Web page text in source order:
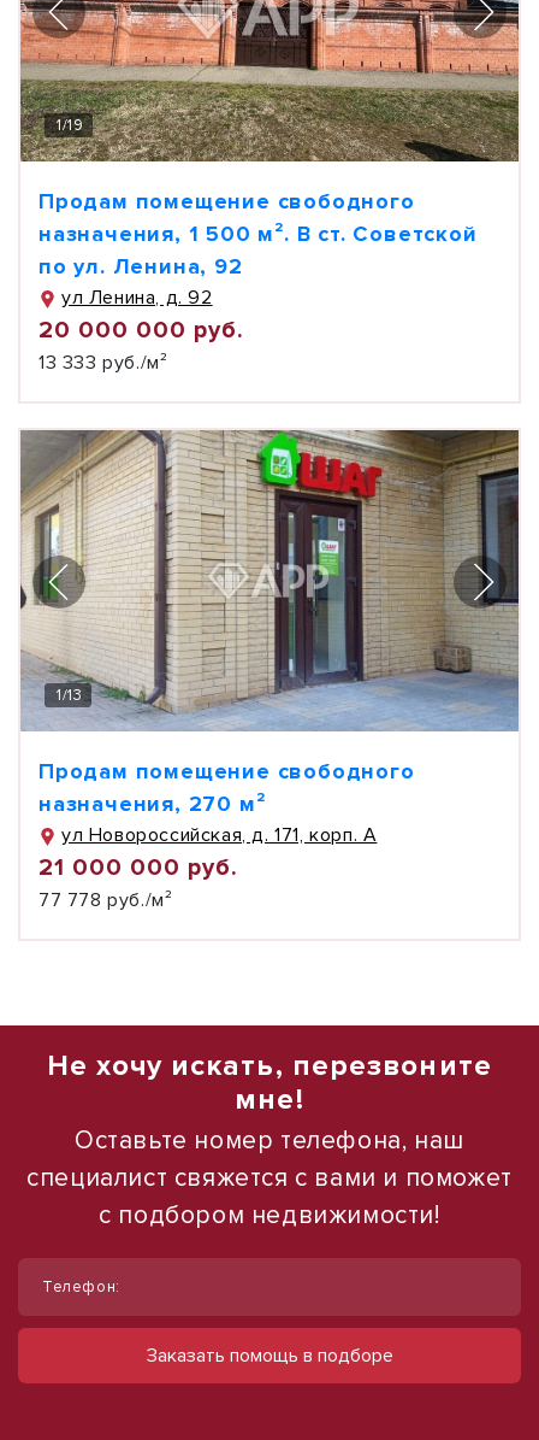
1/19
Продам помещение свободного
назначения, 1 500 м². В ст. Советской
по ул. Ленина, 92
ул Ленина, д. 92
20 000 000 руб.
13 333 руб./м²
1/13
Продам помещение свободного
назначения, 270 м²
ул Новороссийская, д. 171, корп. А
21 000 000 руб.
77 778 руб./м²
Не хочу искать, перезвоните
мне!
Оставьте номер телефона, наш
специалист свяжется с вами и поможет
с подбором недвижимости!
Телефон:
Заказать помощь в подборе